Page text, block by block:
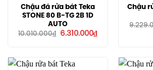
Chậu đá rửa bát Teka
STONE 80 B-TG 2B 1D
AUTO
10.010.000₫
Giá
6.310.000₫Giá
hiện
6.310.000₫.
Chậu